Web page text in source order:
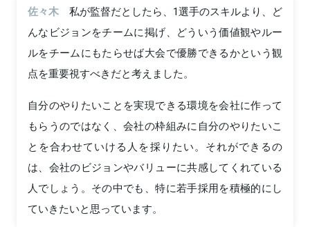
佐々木
私が監督だとしたら、1選手のスキルより、ど
んなビジョンをチームに掲げ、どういう価値観やルー
ルをチームにもたらせば大会で優勝できるかという観
点を重要視すべきだと考えました。
自分のやりたいことを実現できる環境を会社に作って
もらうのではなく、会社の枠組みに自分のやりたいこ
とを合わせていける人を採りたい。それができるの
は、会社のビジョンやバリューに共感してくれている
人でしょう。その中でも、特に若手採用を積極的にし
ていきたいと思っています。